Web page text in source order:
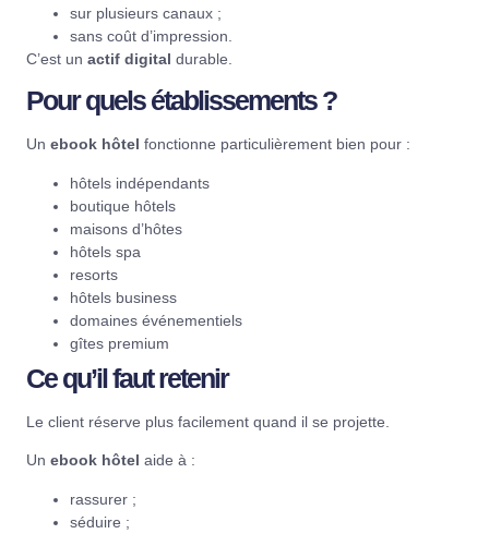
sur plusieurs canaux ;
sans coût d’impression.
C’est un actif digital durable.
Pour quels établissements ?
Un ebook hôtel fonctionne particulièrement bien pour :
hôtels indépendants
boutique hôtels
maisons d’hôtes
hôtels spa
resorts
hôtels business
domaines événementiels
gîtes premium
Ce qu’il faut retenir
Le client réserve plus facilement quand il se projette.
Un ebook hôtel aide à :
rassurer ;
séduire ;